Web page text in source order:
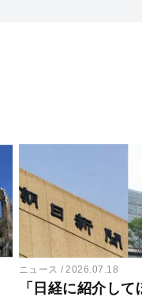
ニュース 2026.07.18
「日経に紹介し